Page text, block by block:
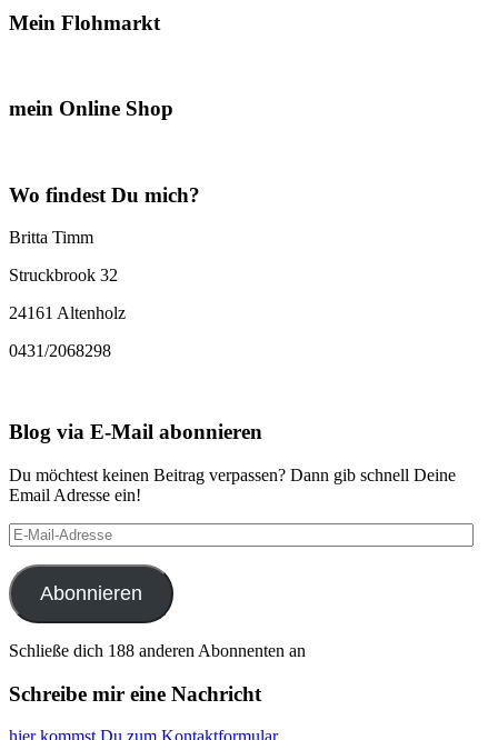
Mein Flohmarkt
mein Online Shop
Wo findest Du mich?
Britta Timm
Struckbrook 32
24161 Altenholz
0431/2068298
Blog via E-Mail abonnieren
Du möchtest keinen Beitrag verpassen? Dann gib schnell Deine
Email Adresse ein!
E-
Mail-
Adresse
Abonnieren
Schließe dich 188 anderen Abonnenten an
Schreibe mir eine Nachricht